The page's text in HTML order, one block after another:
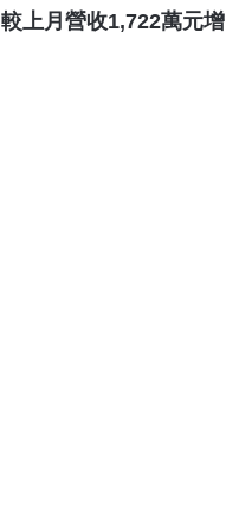
較上月營收1,722萬元增